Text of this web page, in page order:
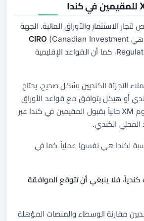
لتجار الاستثمار والأوراق المالية. الجهة
هي
CIRO (Canadian Investment
Regulatory Organization)، كما أن القواعد الإقليمية
التجزئة الكنديين بشكل صحيح، يحتاج
أو هيكل يتوافق مع قواعد الأوراق
المالية الكندية. لا تقوم XM حالياً بقبول المقيمين في كندا عبر
المحلي الكندي.
لكندا هي نفسها عملياً كما في
كندياً، فلا ينبغي أن تتوقع الموافقة
مقارنة الوسطاء والمنصات المؤهلة